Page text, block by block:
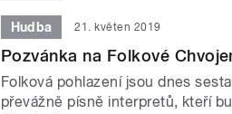
Hudba 21. květen 2019
Pozvánka na Folkové
Folková pohlazení jsou dnes
převážně písně interpretů, kteří